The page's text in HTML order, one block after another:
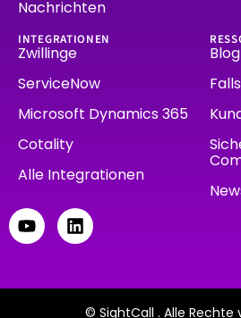
Nachrichten
INTEGRATIONEN
Zwillinge
ServiceNow
Microsoft Dynamics 365
Cotality
Alle Integrationen
Blog
© SightCall . Alle Rechte